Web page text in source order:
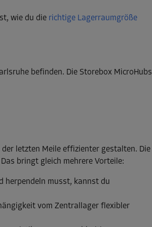
wie du die richtige Lagerraumgröße
befinden. Die Storebox MicroHubs
letzten Meile effizienter gestalten. Die
bringt gleich mehrere Vorteile:
herpendeln musst, kannst du
vom Zentrallager flexibler